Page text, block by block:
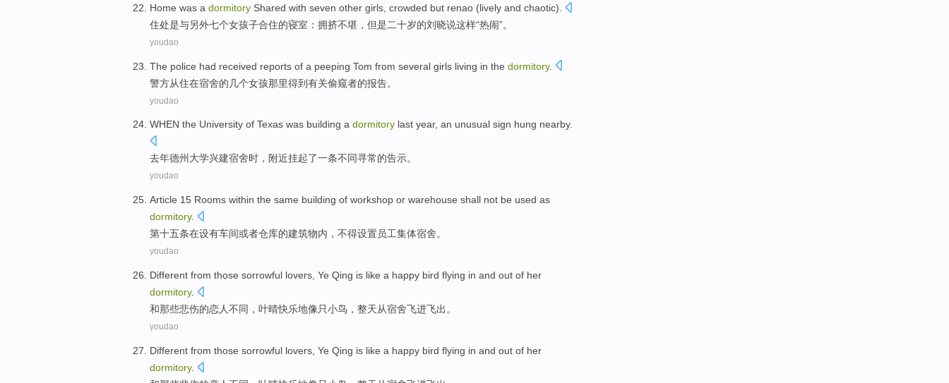
Home was a dormitory Shared with seven other girls crowded but renao (lively and chaotic).
住处是与另外七个女孩子合住的寝室 ： 拥挤不堪， 但是二十岁的刘晓说这样“热闹”。
youdao
The police had received reports of a peeping Tom from several girls living in the dormitory.
警方从住在宿舍的 几个女孩那里得到有关偷窥者的报告。
youdao
WHEN the University of Texas was building a dormitory last year, an unusual sign hung nearby.
去年德州 大学兴建宿舍时 ， 附近挂起了一条不同寻常的告示。
youdao
Article 15 Rooms within the same building of workshop or warehouse shall not be used as
dormitory.
第十五条在设有车间或者仓库的建筑物内 ， 不得设置员工集体宿舍。
youdao
Different from those sorrowful lovers Ye Qing is like a happy bird flying in and out of her
dormitory.
和那些悲伤的恋人不同 ， 叶晴快乐地像只小鸟 ，整天从宿舍飞进飞出 。
youdao
Different from those sorrowful lovers Ye Qing is like a happy bird flying in and out of her
dormitory.